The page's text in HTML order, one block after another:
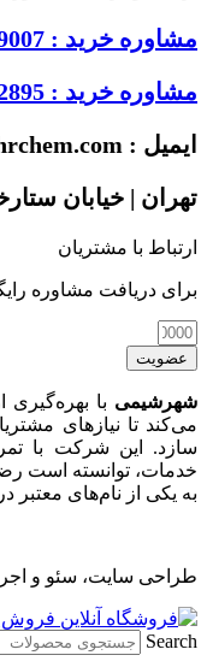
مشاوره خرید : 09192479007
مشاوره خرید : 09192002895
ایمیل : info@shahrchem.com
تهران | خیابان
ارتباط با مشتریان
برای دریافت مشاوره
عضویت
شهرشیمیبا بهره‌گیری
می‌کند تا نیازهای
سازد. این شرکت با
خدمات، توانسته است
به یکی از نام‌های معتبر در
طراحی سایت، سئو و اجرا
Search